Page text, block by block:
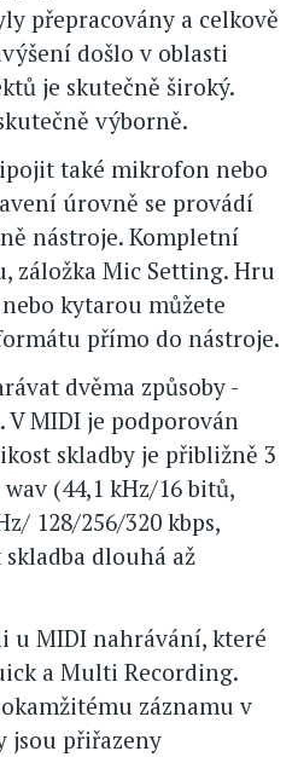
přepracovány a celkově
došlo v oblasti
je skutečně široký.
výborně.
také mikrofon nebo
úrovně se provádí
nástroje. Kompletní
záložka Mic Setting. Hru
kytarou můžete
přímo do nástroje.
dvěma způsoby -
V MIDI je podporován
skladby je přibližně 3
(44,1 kHz/16 bitů,
128/256/320 kbps,
dlouhá až
u MIDI nahrávání, které
a Multi Recording.
záznamu v
jsou přiřazeny